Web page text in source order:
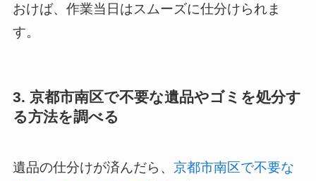
おけば、作業当日はスムーズに仕分けられま
す。
3. 京都市南区で不要な遺品やゴミを処分す
る方法を調べる
遺品の仕分けが済んだら、 京都市南区で不要な